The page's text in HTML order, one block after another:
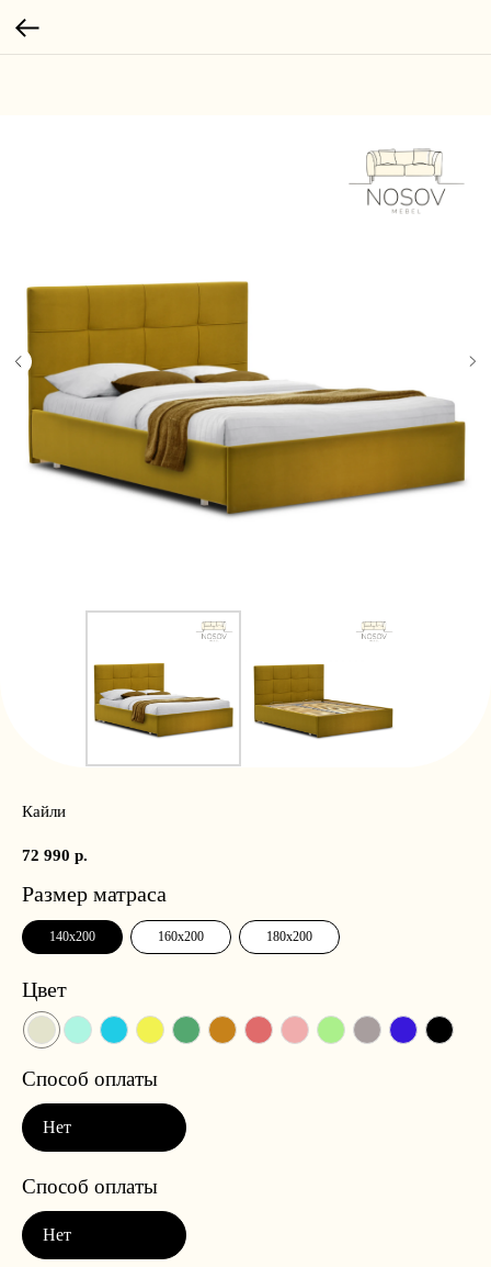
Кайли
72 990 р.
Размер матраса
140x200 160x200 180x200
Цвет